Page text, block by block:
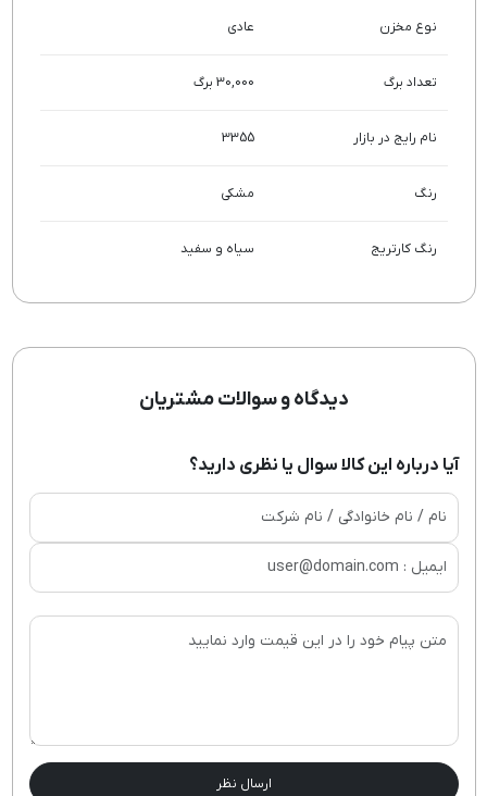
نوع مخزن عادی
تعداد برگ 30,000 برگ
نام رایج در بازار 3355
رنگ مشکی
رنگ کارتریج سیاه و سفید
دیدگاه و سوالات مشتریان
آیا درباره این کالا سوال یا نظری دارید؟
ارسال نظر